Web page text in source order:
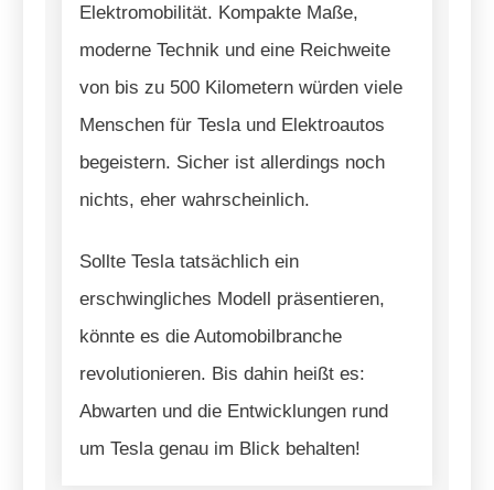
Elektromobilität. Kompakte Maße,
moderne Technik und eine Reichweite
von bis zu 500 Kilometern würden viele
Menschen für Tesla und Elektroautos
begeistern. Sicher ist allerdings noch
nichts, eher wahrscheinlich.
Sollte Tesla tatsächlich ein
erschwingliches Modell präsentieren,
könnte es die Automobilbranche
revolutionieren. Bis dahin heißt es:
Abwarten und die Entwicklungen rund
um Tesla genau im Blick behalten!